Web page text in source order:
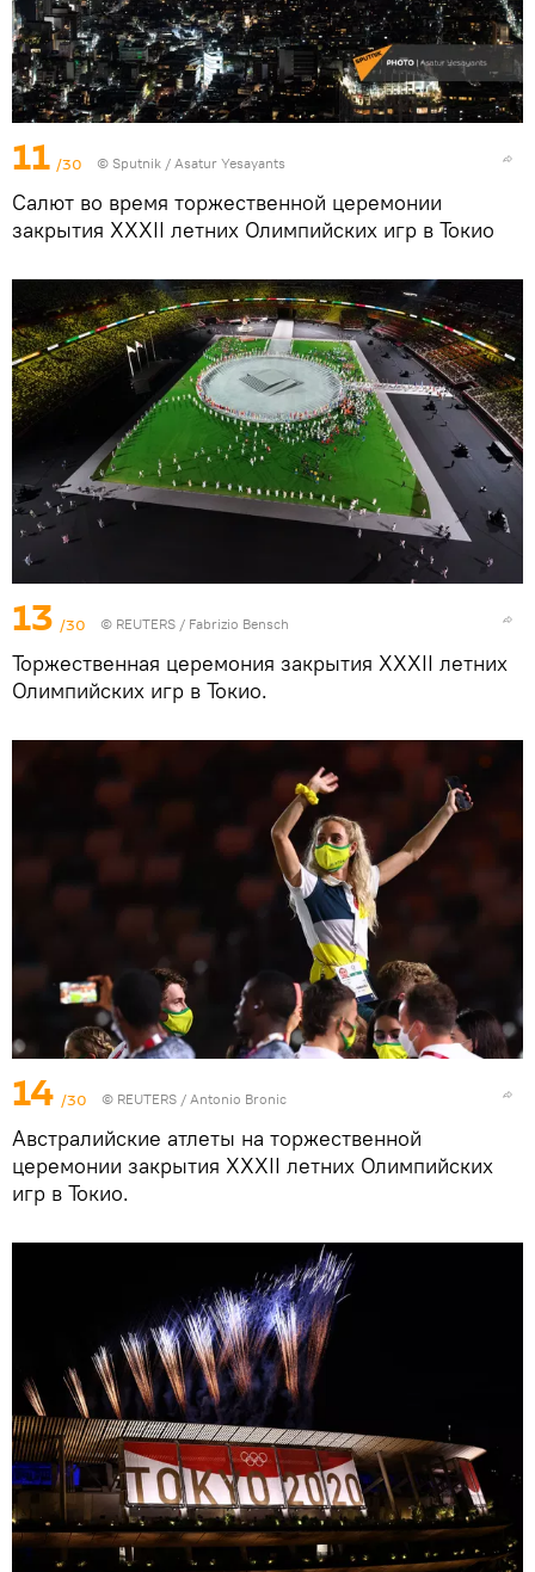
11 /30 © Sputnik / Asatur Yesayants
Салют во время торжественной церемонии
закрытия XXXII летних Олимпийских игр в Токио
13 /30 © REUTERS / Fabrizio Bensch
Торжественная церемония закрытия XXXII летних
Олимпийских игр в Токио.
14 /30 © REUTERS / Antonio Bronic
Австралийские атлеты на торжественной
церемонии закрытия XXXII летних Олимпийских
игр в Токио.